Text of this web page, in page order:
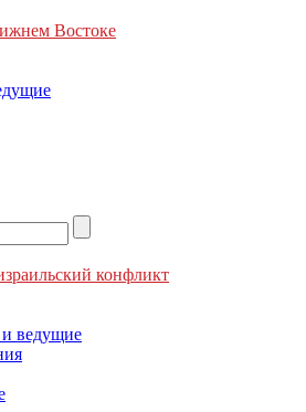
Востоке
конфликт
ведущие